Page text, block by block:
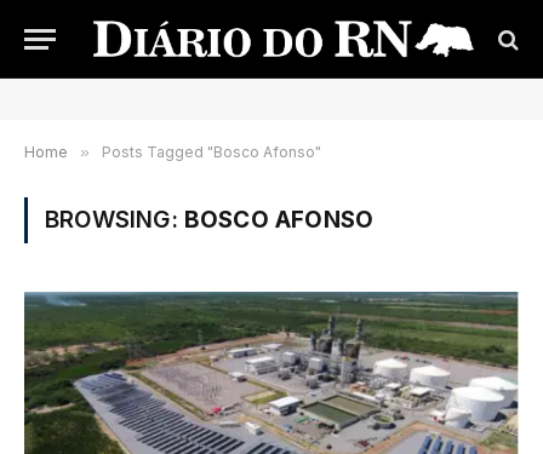
Home » Posts Tagged "Bosco Afonso"
BROWSING: BOSCO AFONSO